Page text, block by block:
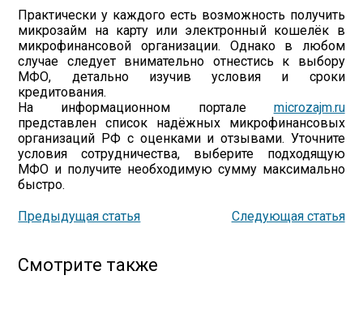
Практически у каждого есть возможность получить
микрозайм на карту или электронный кошелёк в
микрофинансовой организации. Однако в любом
случае следует внимательно отнестись к выбору
МФО, детально изучив условия и сроки
кредитования.
На информационном портале microzajm.ru
представлен список надёжных микрофинансовых
организаций РФ с оценками и отзывами. Уточните
условия сотрудничества, выберите подходящую
МФО и получите необходимую сумму максимально
быстро.
Предыдущая статья Следующая статья
Смотрите также